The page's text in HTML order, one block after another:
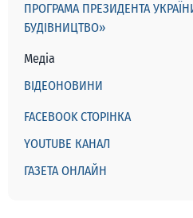
ПРОГРАМА ПРЕЗИДЕНТА
БУДІВНИЦТВО»
Медіа
ВІДЕОНОВИНИ
FACEBOOK СТОРІНКА
YOUTUBE КАНАЛ
ГАЗЕТА ОНЛАЙН